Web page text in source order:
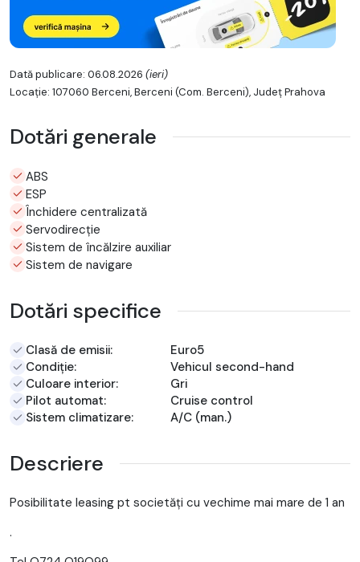
Dată publicare: 06.08.2026 (ieri)
Locație: 107060 Berceni, Berceni (Com. Berceni), Județ Prahova
Dotări generale
ABS
ESP
Închidere centralizată
Servodirecție
Sistem de încălzire auxiliar
Sistem de navigare
Dotări specifice
Clasă de emisii:
Euro5
Condiție:
Vehicul second-hand
Culoare interior:
Gri
Pilot automat:
Cruise control
Sistem climatizare:
A/C (man.)
Descriere
Posibilitate leasing pt societăți cu vechime mai mare de 1 an
.